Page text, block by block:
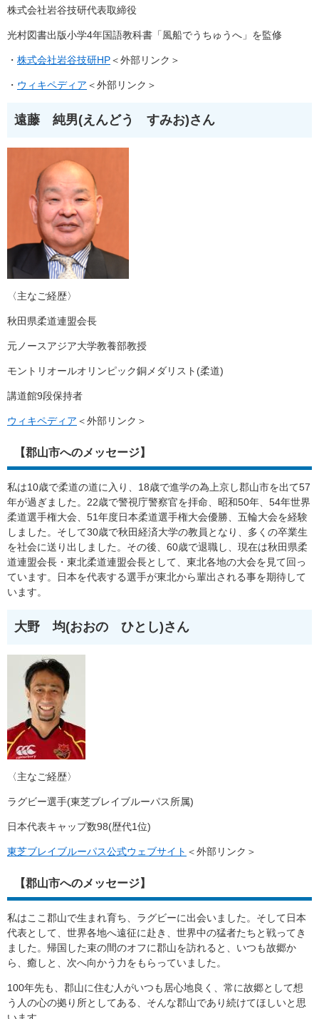
株式会社岩谷技研代表取締役
光村図書出版小学4年国語教科書「風船でうちゅうへ」を監修
・ 株式会社岩谷技研HP＜外部リンク＞
・ ウィキペディア ＜外部リンク＞
遠藤 純男(えんどう すみお)さん
〈主なご経歴〉
秋田県柔道連盟会長
元ノースアジア大学教養部教授
モントリオールオリンピック銅メダリスト(柔道)
講道館9段保持者
ウィキペディア ＜外部リンク＞
【郡山市へのメッセージ】
私は10歳で柔道の道に入り、18歳で進学の為上京し郡山市を出て57
年が過ぎました。22歳で警視庁警察官を拝命、昭和50年、54年世界
柔道選手権大会、51年度日本柔道選手権大会優勝、五輪大会を経験
しました。そして30歳で秋田経済大学の教員となり、多くの卒業生
を社会に送り出しました。その後、60歳で退職し、現在は秋田県柔
道連盟会長・東北柔道連盟会長として、東北各地の大会を見て回っ
ています。日本を代表する選手が東北から輩出される事を期待して
います。
大野 均(おおの ひとし)さん
〈主なご経歴〉
ラグビー選手(東芝ブレイブルーパス所属)
日本代表キャップ数98(歴代1位)
東芝ブレイブルーパス公式ウェブサイト ＜外部リンク＞
【郡山市へのメッセージ】
私はここ郡山で生まれ育ち、ラグビーに出会いました。そして日本
代表として、世界各地へ遠征に赴き、世界中の猛者たちと戦ってき
ました。帰国した束の間のオフに郡山を訪れると、いつも故郷か
ら、癒しと、次へ向かう力をもらっていました。
100年先も、郡山に住む人がいつも居心地良く、常に故郷として想
う人の心の拠り所としてある、そんな郡山であり続けてほしいと思